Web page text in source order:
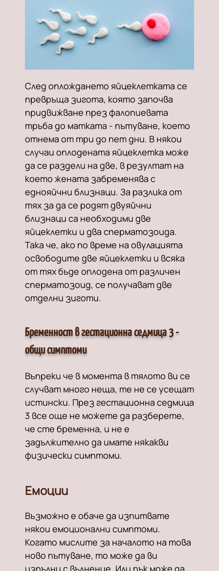
След оплождането яйцеклетката се
превръща зигота, която започва
придвижване през фалопиевата
тръба до матката - пътуване, което
отнема от три до пет дни. В някои
случаи оплодената яйцеклетка може
да се раздели на две, в резултат на
което жената забременява с
еднояйчни близнаци. За разлика от
тях за да се родят двуяйчни
близнаци са необходими две
яйцеклетки и два сперматозоида.
Така че, ако по време на овулацията
освободите две яйцеклетки и всяка
от тях бъде оплодена от различен
сперматозоид, се получават две
отделни зиготи.
Бременност в гестационна седмица 3 -
общи симптоми
Въпреки че в момента в тялото ви се
случват много неща, те не се усещат
истински. През гестационна седмица
3 все още не можете да разберете,
че сте бременна, и не е
задължително да имате някакви
физически симптоми.
Емоции
Възможно е обаче да изпитвате
някои емоционални симптоми.
Когато мислите за началото на това
ново пътуване, то може да ви